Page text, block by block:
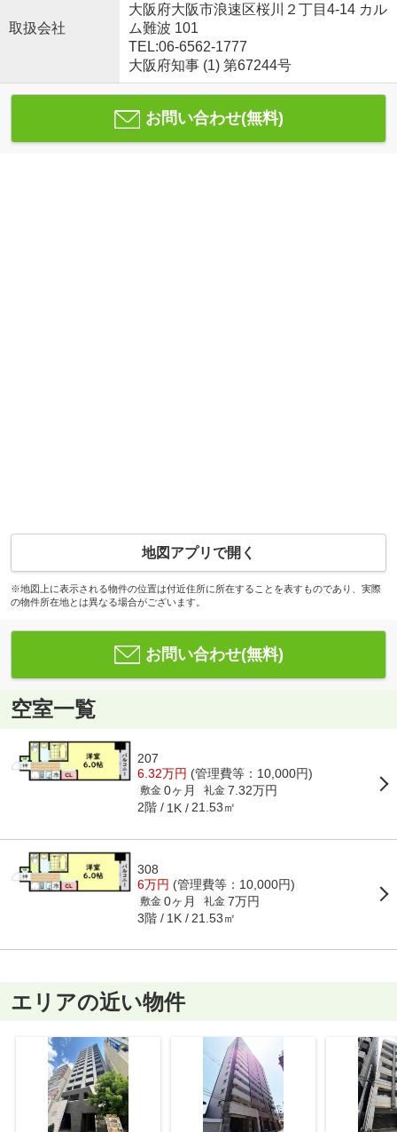
取扱会社
大阪府大阪市浪速区桜川２丁目4-14 カル
ム難波 101
TEL:06-6562-1777
大阪府知事 (1) 第67244号
お問い合わせ(無料)
地図アプリで開く
※地図上に表示される物件の位置は付近住所に所在することを表すものであり、実際
の物件所在地とは異なる場合がございます。
お問い合わせ(無料)
空室一覧
207
6.32万円 (管理費等：10,000円)
敷金 0ヶ月 礼金 7.32万円
2階 1K 21.53㎡
308
6万円 (管理費等：10,000円)
敷金 0ヶ月 礼金 7万円
3階 1K 21.53㎡
エリアの近い物件